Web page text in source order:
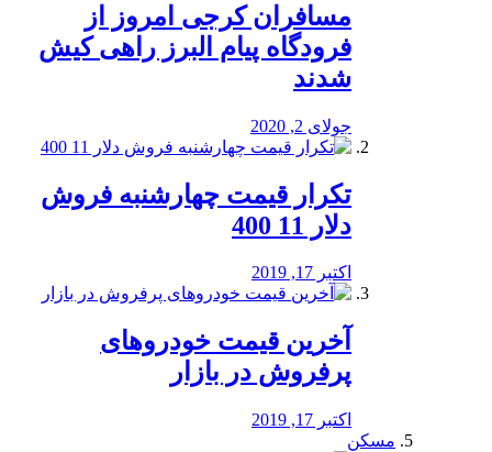
مسافران کرجی امروز از
فرودگاه پیام البرز راهی کیش
شدند
جولای 2, 2020
تکرار قیمت چهارشنبه فروش
دلار 11 400
اکتبر 17, 2019
آخرین قیمت خودرو‌های
پرفروش در بازار
اکتبر 17, 2019
مسکن